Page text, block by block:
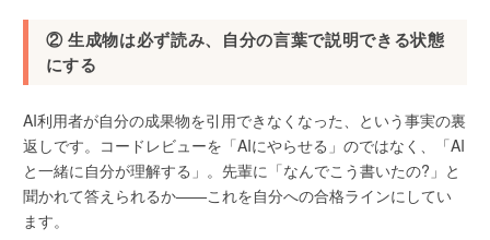
② 生成物は必ず読み、自分の言葉で説明できる状態
にする
AI利用者が自分の成果物を引用できなくなった、という事実の裏
返しです。コードレビューを「AIにやらせる」のではなく、「AI
と一緒に自分が理解する」。先輩に「なんでこう書いたの?」と
聞かれて答えられるか——これを自分への合格ラインにしてい
ます。